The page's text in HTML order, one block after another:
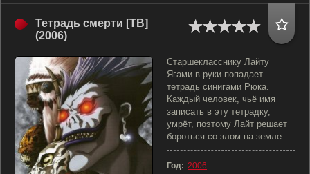
Тетрадь смерти [ТВ]
(2006)
Старшекласснику Лайту
Ягами в руки попадает
тетрадь синигами Рюка.
Каждый человек, чьё имя
записать в эту тетрадку,
умрёт, поэтому Лайт решает
бороться со злом на земле.
Год: 2006